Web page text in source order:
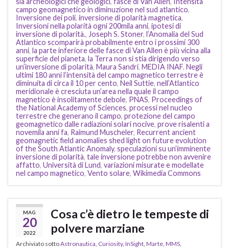
campo geomagnetico in diminuzione nel sud atlantico,
Inversione dei poli, inversione di polarità magnetica,
Inversioni nella polarità ogni 200mila anni, ipotesi di
inversione di polarità., Joseph S. Stoner, l’Anomalia del Sud
Atlantico scomparirà probabilmente entro i prossimi 300
anni, la parte inferiore delle fasce di Van Allen è più vicina alla
superficie del pianeta, la Terra non si stia dirigendo verso
un’inversione di polarità, Maura Sandri, MEDIA INAF, Negli
ultimi 180 anni l’intensità del campo magnetico terrestre è
diminuita di circa il 10 per cento, Neil Suttie, nell’Atlantico
meridionale è cresciuta un’area nella quale il campo
magnetico è insolitamente debole, PNAS, Proceedings of
the National Academy of Sciences, processi nel nucleo
terrestre che generano il campo, protezione del campo
geomagnetico dalle radiazioni solari nocive, prove risalenti a
novemila anni fa, Raimund Muscheler, Recurrent ancient
geomagnetic field anomalies shed light on future evolution
of the South Atlantic Anomaly, speculazioni su un’imminente
inversione di polarità, tale inversione potrebbe non avvenire
affatto, Università di Lund, variazioni misurate e modellate
nel campo magnetico, Vento solare, Wikimedia Commons
MAG
20
2022
Cosa c’è dietro le tempeste di
polvere marziane
Archiviato sottoAstronautica Curiosity, InSight Marte MMS